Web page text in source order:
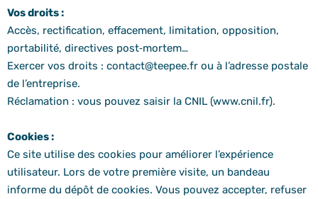
Vos droits :
Accès, rectification, effacement, limitation, opposition,
portabilité, directives post‑mortem…
Exercer vos droits : contact@teepee.fr ou à l’adresse postale
de l’entreprise.
Réclamation : vous pouvez saisir la CNIL (www.cnil.fr).
Cookies :
Ce site utilise des cookies pour améliorer l’expérience
utilisateur. Lors de votre première visite, un bandeau
informe du dépôt de cookies. Vous pouvez accepter, refuser